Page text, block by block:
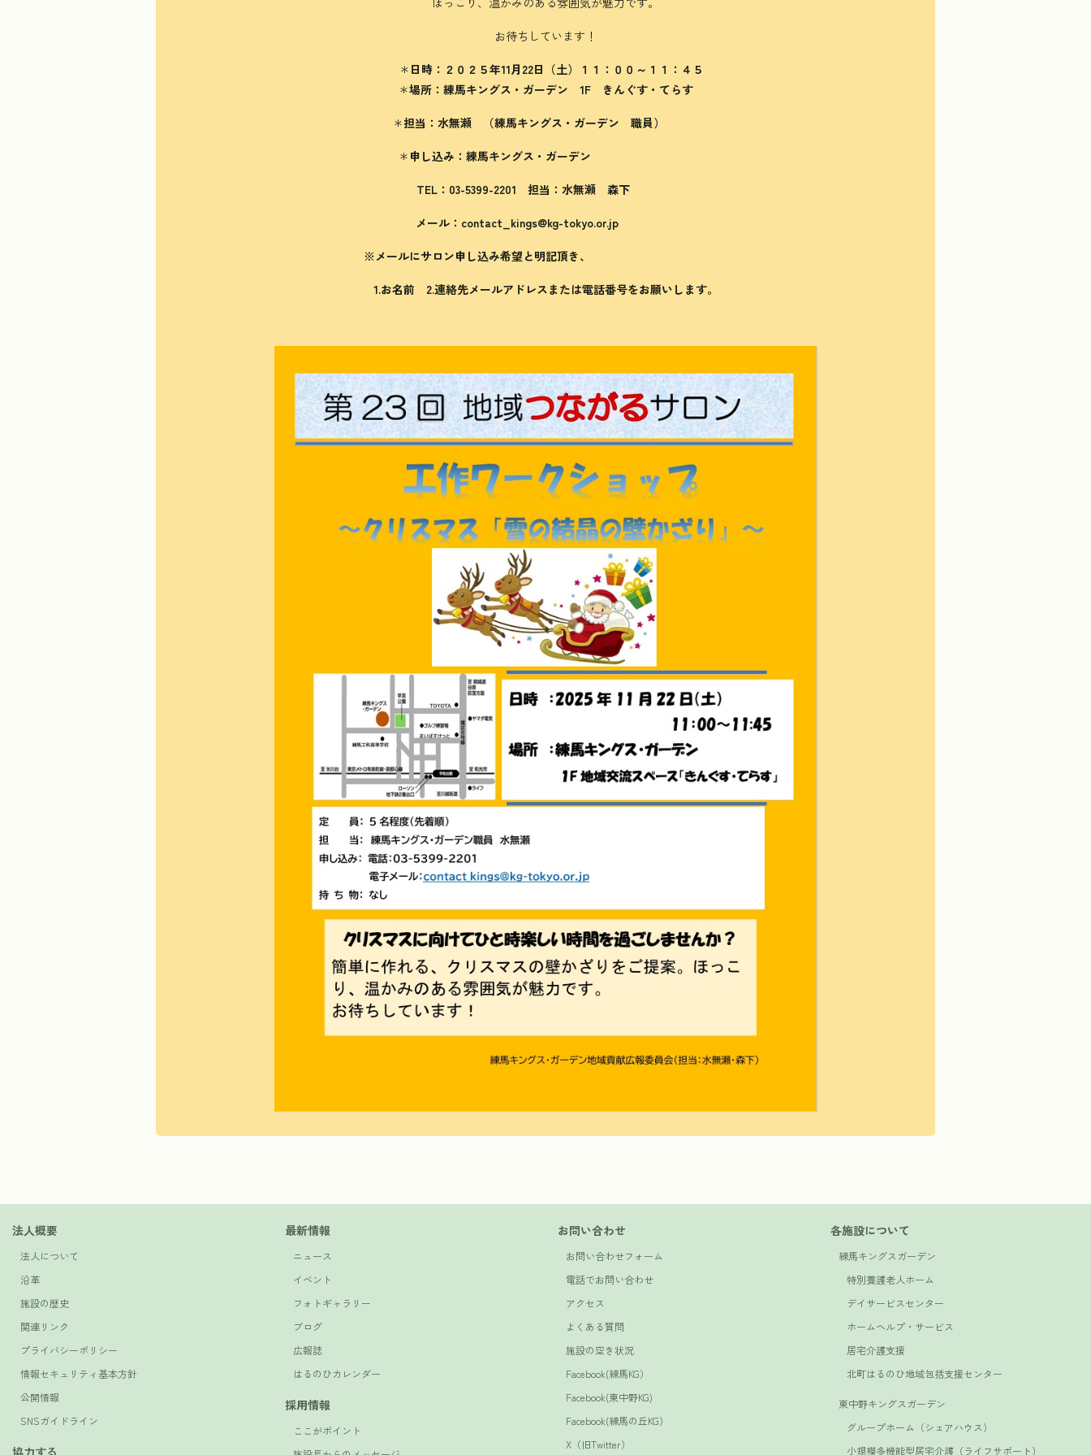
お待ちしています！
＊ 日時：２０２５年11月22日（土）１１：００～１１：４５
＊場所：練馬キングス・ガーデン 1F きんぐす・てらす
＊担当：水無瀬 （練馬キングス・ガーデン 職員）
＊ 申し込み：練馬キングス・ガーデン
TEL：03-5399-2201 担当：水無瀬 森下
メール：contact_kings@kg-tokyo.or.jp
※メールにサロン申し込み希望と明記頂き、
1.お名前 2.連絡先メールアドレスまたは電話番号をお願いします。
法人概要
法人について
沿革
施設の歴史
関連リンク
プライバシーポリシー
情報セキュリティ基本方針
公開情報
SNSガイドライン
協力する
最新情報
ニュース
イベント
フォトギャラリー
ブログ
広報誌
はるのひカレンダー
採用情報
ここがポイント
お問い合わせ
お問い合わせフォーム
電話でお問い合わせ
アクセス
よくある質問
施設の空き状況
Facebook(練馬KG）
Facebook(東中野KG)
Facebook(練馬の丘KG）
X（旧Twitter）
各施設について
練馬キングスガーデン
特別養護老人ホーム
デイサービスセンター
ホームヘルプ・サービス
居宅介護支援
北町はるのひ地域包括支援センター
東中野キングスガーデン
グループホーム（シェアハウス）
小規模多機能型居宅介護（ライフサポート）